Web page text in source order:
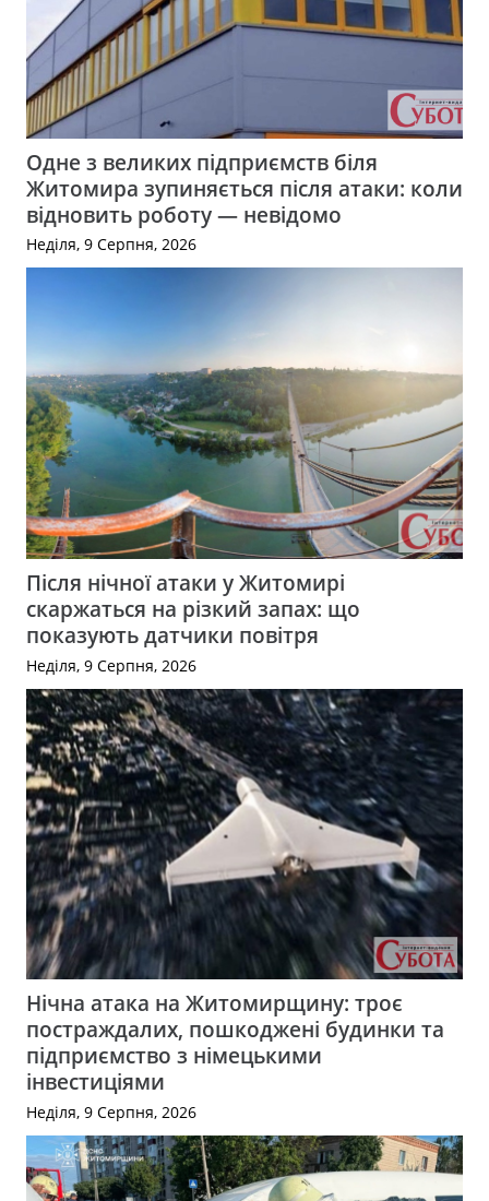
Одне з великих підприємств біля
Житомира зупиняється після атаки: коли
відновить роботу — невідомо
Неділя, 9 Серпня, 2026
Після нічної атаки у Житомирі
скаржаться на різкий запах: що
показують датчики повітря
Неділя, 9 Серпня, 2026
Нічна атака на Житомирщину: троє
постраждалих, пошкоджені будинки та
підприємство з німецькими
інвестиціями
Неділя, 9 Серпня, 2026